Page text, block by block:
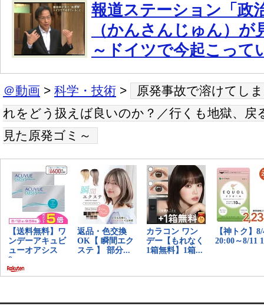
報道ステーション「政
（かんさんじゅん）が
～ドイツで今起こって
＠動画 > 科学・技術 >
原発事故で溶けてし
れをどう扱えば良いのか？／行くも地獄、戻
見た原発ゴミ～